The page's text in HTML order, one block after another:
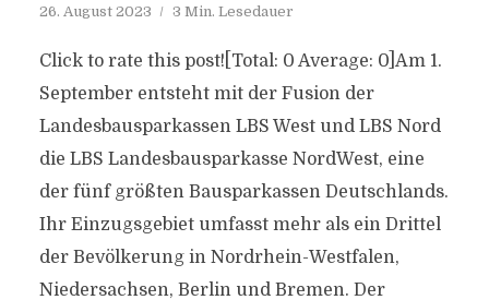
26. August 2023 3 Min. Lesedauer
Click to rate this post![Total: 0 Average: 0]Am 1.
September entsteht mit der Fusion der
Landesbausparkassen LBS West und LBS Nord
die LBS Landesbausparkasse NordWest, eine
der fünf größten Bausparkassen Deutschlands.
Ihr Einzugsgebiet umfasst mehr als ein Drittel
der Bevölkerung in Nordrhein-Westfalen,
Niedersachsen, Berlin und Bremen. Der